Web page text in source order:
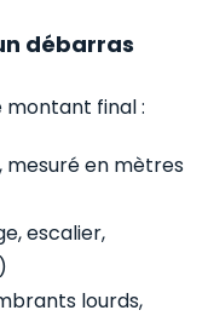
débarras
montant final :
mesuré en mètres
escalier,
lourds,